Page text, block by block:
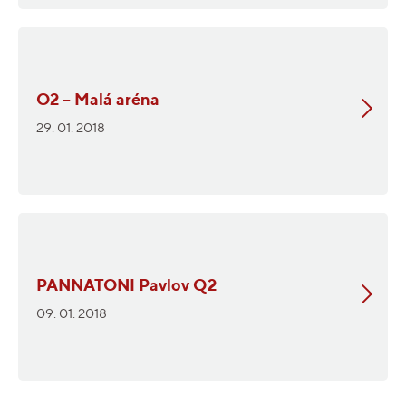
O2 – Malá aréna
29. 01. 2018
PANNATONI Pavlov Q2
09. 01. 2018